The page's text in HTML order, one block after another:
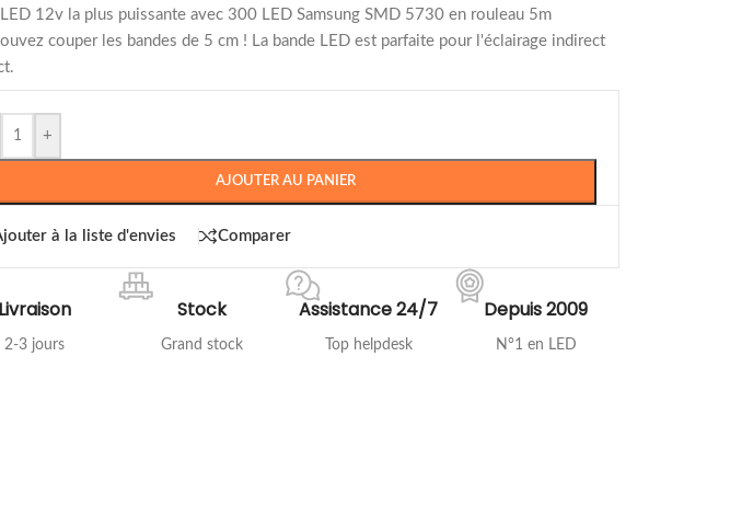
LED 12v la plus puissante avec 300 LED Samsung SMD 5730 en rouleau 5m
couper les bandes de 5 cm ! La bande LED est parfaite pour l'éclairage indirect
+
AJOUTER AU PANIER
à la liste d'envies Comparer
Livraison
2-3 jours
Stock
Grand stock
Assistance 24/7
Top helpdesk
Depuis 2009
N°1 en LED